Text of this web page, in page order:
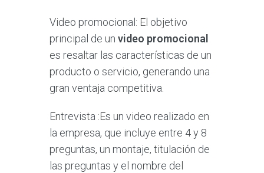
Video promocional: El objetivo
principal de un video promocional
es resaltar las características de un
producto o servicio, generando una
gran ventaja competitiva.
Entrevista :Es un video realizado en
la empresa, que incluye entre 4 y 8
preguntas, un montaje, titulación de
las preguntas y el nombre del